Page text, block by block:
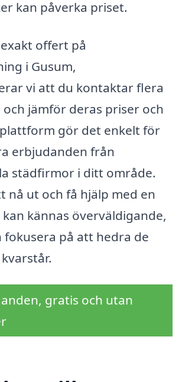
kan påverka priset.
offert på
i Gusum,
vi att du kontaktar flera
jämför deras priser och
gör det enkelt för
erbjudanden från
städfirmor i ditt område.
nå ut och få hjälp med en
kännas överväldigande,
fokusera på att hedra de
gratis och utan